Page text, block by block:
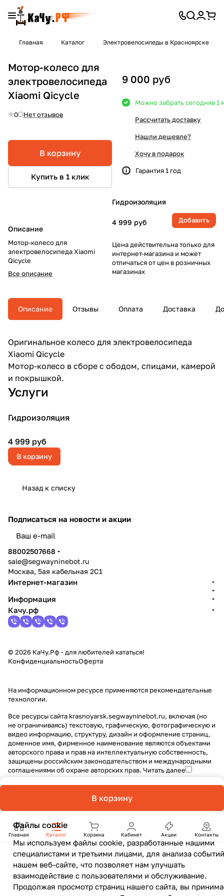
Главная Каталог Электровелосипеды в Красноярске
Мотор-колесо для
электровелосипеда
Xiaomi Qicycle
0 Нет отзывов
В корзину
Купить в 1 клик
Описание
Мотор-колесо для
электровелосипеда Xiaomi
Qicycle
Все описание
9 000 руб
Можно забрать сегодняв 1
Рассчитать доставку
Нашли дешевле?
Хочу в подарок
Гарантия 1 год
Гидроизоляция
4 999 руб Добавить
Цена действительна только для
интернет-магазина и может
отличаться от цен в розничных
магазинах
Описание Отзывы Оплата Доставка
Оригинальное колесо для электровелосипеда
Xiaomi Qicycle
Мотор-колесо в сборе с ободом, спицами, камерой
и покрышкой.
Услуги
Гидроизоляция
4 999 руб
В корзину
Назад к списку
В корзину
Главная Каталог Корзина Кабинет Акции Контакты
Файлы cookie
Мы используем файлы cookie, разработанные нашими
специалистами и третьими лицами, для анализа
нашем веб-сайте, что позволяет нам улучшать
взаимодействие с пользователями и обслуживание.
Продолжая просмотр страниц нашего сайта, вы
Подписаться на новости и акции
88002507668
sale@segwayninebot.ru
Москва, 5ая кабельная 2С1
Интернет-магазин
Информация
Качу.рф
© 2026 КаЧу.Рф - для любителей кататься!
КонфиденциальностьОферта
На информационном ресурсе применяются рекомендательные
технологии.
Все ресурсы сайта krasnoyarsk.segwayninebot.ru, включая (но
не ограничиваясь) текстовую, графическую, фотографическую и
видео информацию, структуру, дизайн и оформление страниц,
доменное имя, фирменное наименование являются объектами
авторского права и прав на интеллектуальную собственность,
защищены российским законодательством и международными
соглашениями об охране авторских прав. Читать далее